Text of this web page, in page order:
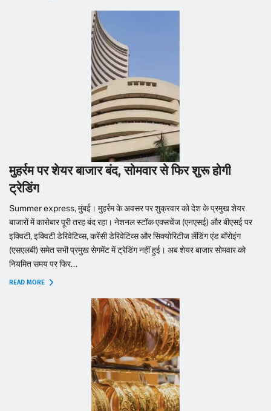
मुहर्रम पर शेयर बाजार बंद, सोमवार से फिर शुरू होगी
ट्रेडिंग
Summer express, मुंबई। मुहर्रम के अवसर पर शुक्रवार को देश के प्रमुख शेयर
बाजारों में कारोबार पूरी तरह बंद रहा। नेशनल स्टॉक एक्सचेंज (एनएसई) और बीएसई पर
इक्विटी, इक्विटी डेरिवेटिव्स, करेंसी डेरिवेटिव्स और सिक्योरिटीज लेंडिंग एंड बॉरोइंग
(एसएलबी) समेत सभी प्रमुख सेगमेंट में ट्रेडिंग नहीं हुई। अब शेयर बाजार सोमवार को
नियमित समय पर फिर...
READ MORE